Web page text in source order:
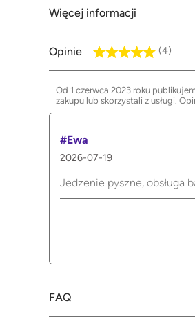
Więcej informacji
Opinie (4)
Od 1 czerwca 2023 roku
zakupu lub skorzystali z usługi.
#Ewa
2026-07-19
Jedzenie pyszne, obsługa
FAQ